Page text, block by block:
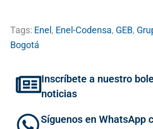
Tags: Enel , Enel-Codensa, GEB,
Bogotá
Inscríbete a nuestro
noticias
Síguenos en WhatsApp